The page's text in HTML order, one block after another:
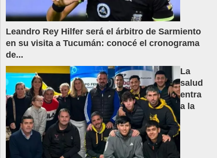
Leandro Rey Hilfer será el árbitro de Sarmiento
en su visita a Tucumán: conocé el cronograma
de...
La
salud
entra
a la